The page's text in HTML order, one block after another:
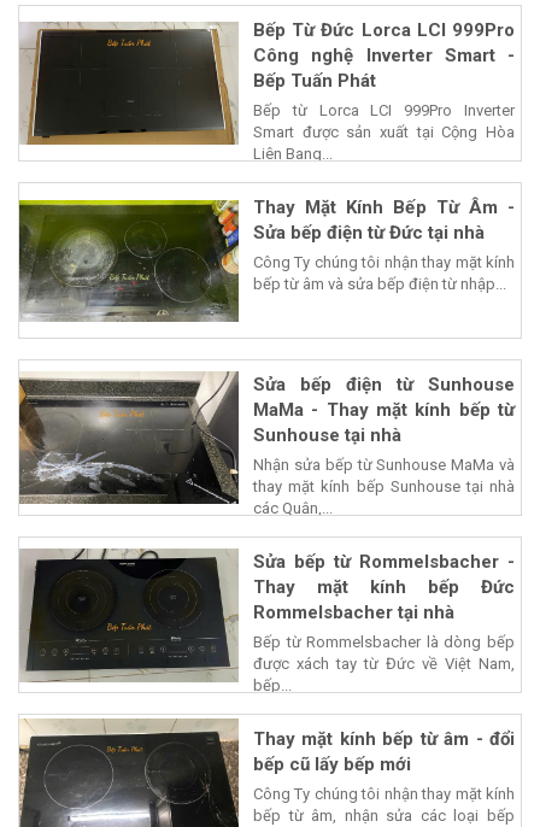
Bếp Từ Đức Lorca LCI 999Pro
Công nghệ Inverter Smart -
Bếp Tuấn Phát
Bếp từ Lorca LCI 999Pro Inverter
Smart được sản xuất tại Cộng Hòa
Liên Bang...
Thay Mặt Kính Bếp Từ Âm -
Sửa bếp điện từ Đức tại nhà
Công Ty chúng tôi nhận thay mặt kính
bếp từ âm và sửa bếp điện từ nhập...
Sửa bếp điện từ Sunhouse
MaMa - Thay mặt kính bếp từ
Sunhouse tại nhà
Nhận sửa bếp từ Sunhouse MaMa và
thay mặt kính bếp Sunhouse tại nhà
các Quận,...
Sửa bếp từ Rommelsbacher -
Thay mặt kính bếp Đức
Rommelsbacher tại nhà
Bếp từ Rommelsbacher là dòng bếp
được xách tay từ Đức về Việt Nam,
bếp...
Thay mặt kính bếp từ âm - đổi
bếp cũ lấy bếp mới
Công Ty chúng tôi nhận thay mặt kính
bếp từ âm, nhận sửa các loại bếp